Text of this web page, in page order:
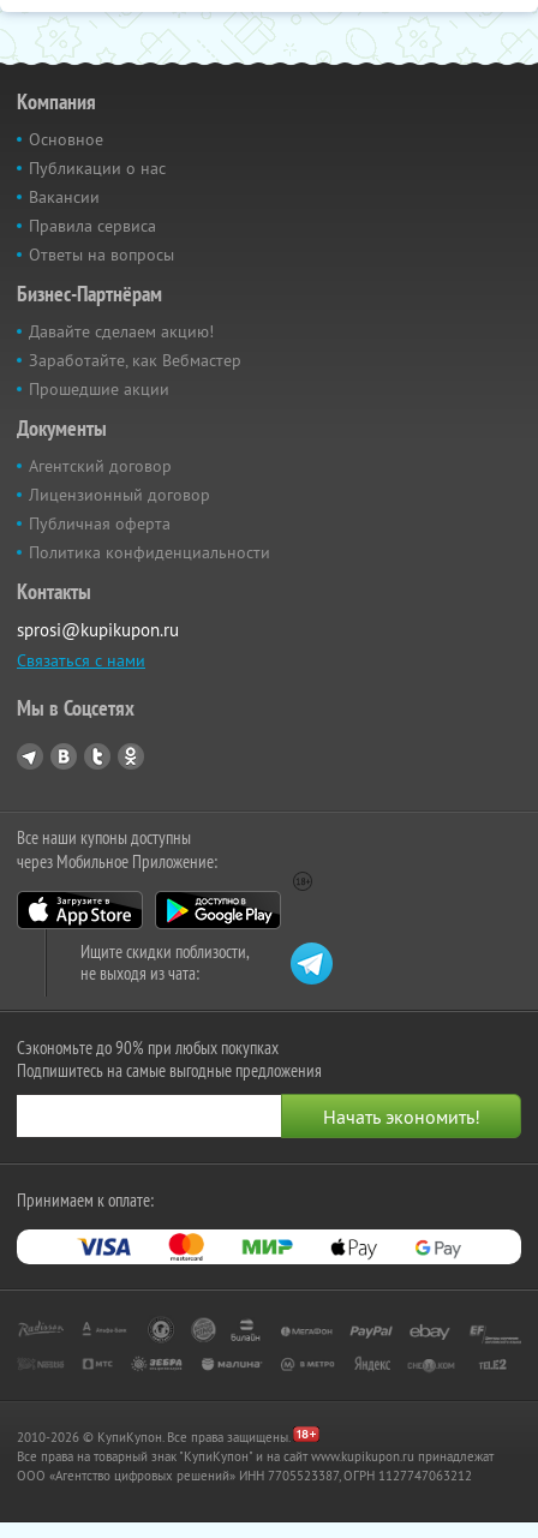
Компания
Основное
Публикации о нас
Вакансии
Правила сервиса
Ответы на вопросы
Бизнес-Партнёрам
Давайте сделаем акцию!
Заработайте, как Вебмастер
Прошедшие акции
Документы
Агентский договор
Лицензионный договор
Публичная оферта
Политика конфиденциальности
Контакты
sprosi@kupikupon.ru
Связаться с нами
Мы в Соцсетях
Все наши купоны доступны
через Мобильное Приложение:
Ищите скидки поблизости,
не выходя из чата:
Сэкономьте до 90% при любых покупках
Подпишитесь на самые выгодные предложения
Принимаем к оплате:
2010-2026 © КупиКупон. Все права защищены.
Все права на товарный знак "КупиКупон" и на сайт www.kupikupon.ru принадлежат
OOO «Агентство цифровых решений» ИНН 7705523387, ОГРН 1127747063212